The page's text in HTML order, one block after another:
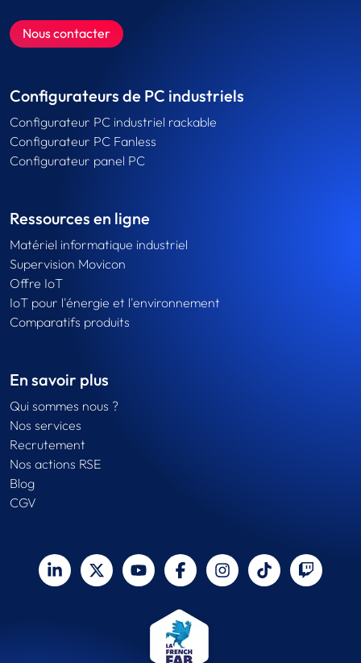
Nous contacter
Configurateurs de PC industriels
Configurateur PC industriel rackable
Configurateur PC Fanless
Configurateur panel PC
Ressources en ligne
Matériel informatique industriel
Supervision Movicon
Offre IoT
IoT pour l'énergie et l'environnement
Comparatifs produits
En savoir plus
Qui sommes nous ?
Nos services
Recrutement
Nos actions RSE
Blog
CGV